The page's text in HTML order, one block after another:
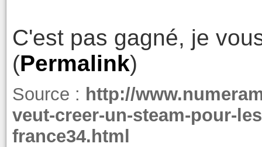
C'est pas gagné, je
(Permalink)
Source : http://
veut-creer-un-steam-pour-
france34.html